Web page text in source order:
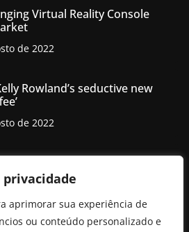
aprimorar sua experiência de
ou conteúdo personalizado e
Virtual Reality Console
de 2022
Rowland’s seductive new
de 2022
de 2022